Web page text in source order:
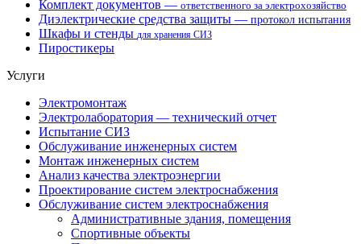
Комплект документов — ответственного за электрохозяйство
Диэлектрические средства защиты — протокол испытания
Шкафы и стенды для хранения СИЗ
Пиростикеры
Услуги
Электромонтаж
Электролаборатория — технический отчет
Испытание СИЗ
Обслуживание инженерных систем
Монтаж инженерных систем
Анализ качества электроэнергии
Проектирование систем электроснабжения
Обслуживание систем электроснабжения
Административные здания, помещения
Спортивные объекты